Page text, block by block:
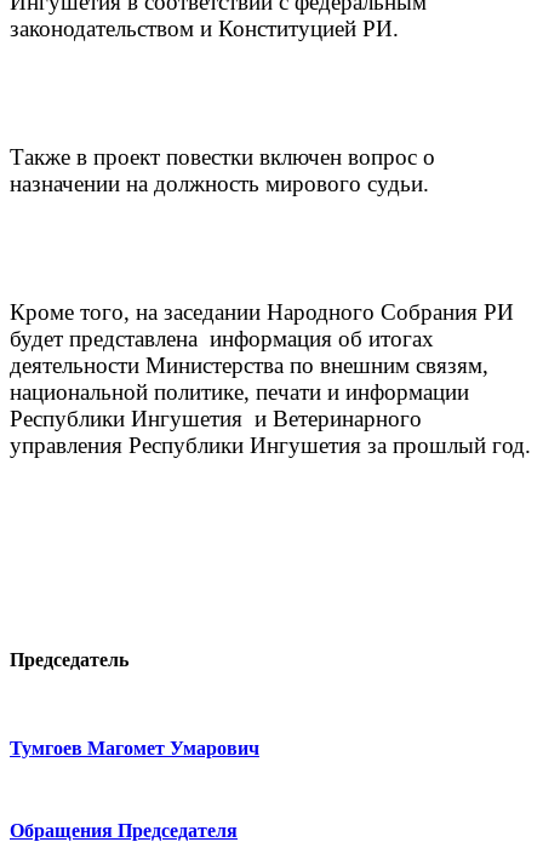
законодательством и Конституцией РИ.
Также в проект повестки включен вопрос о
назначении на должность мирового судьи.
Кроме того, на заседании Народного Собрания РИ
будет представлена информация об итогах
деятельности Министерства по внешним связям,
национальной политике, печати и информации
Республики Ингушетия и Ветеринарного
управления Республики Ингушетия за прошлый год.
Председатель
Тумгоев Магомет Умарович
Обращения Председателя